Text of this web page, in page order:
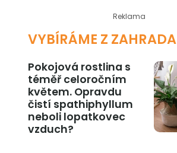
Reklama
VYBÍRÁME Z ZAHRADA
Pokojová rostlina s
téměř celoročním
květem. Opravdu
čistí spathiphyllum
neboli lopatkovec
vzduch?